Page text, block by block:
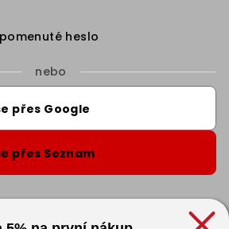
heslo
nebo
přes Google
přes Seznam